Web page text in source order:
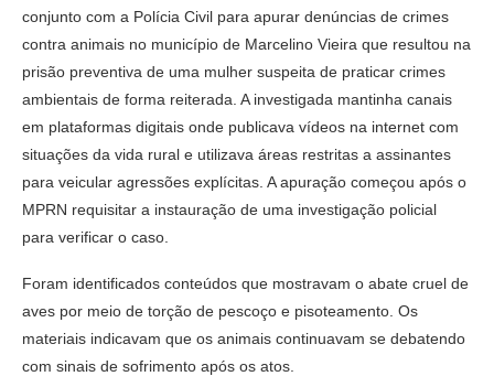
conjunto com a Polícia Civil para apurar denúncias de crimes
contra animais no município de Marcelino Vieira que resultou na
prisão preventiva de uma mulher suspeita de praticar crimes
ambientais de forma reiterada. A investigada mantinha canais
em plataformas digitais onde publicava vídeos na internet com
situações da vida rural e utilizava áreas restritas a assinantes
para veicular agressões explícitas. A apuração começou após o
MPRN requisitar a instauração de uma investigação policial
para verificar o caso.
Foram identificados conteúdos que mostravam o abate cruel de
aves por meio de torção de pescoço e pisoteamento. Os
materiais indicavam que os animais continuavam se debatendo
com sinais de sofrimento após os atos.